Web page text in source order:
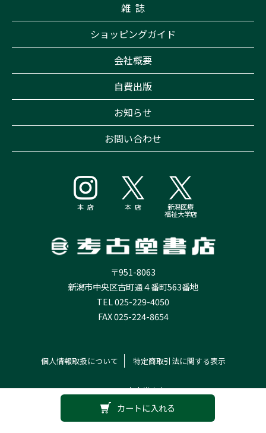
カートに入れる
雑 誌
ショッピングガイド
会社概要
自費出版
お知らせ
お問い合わせ
本 店 本 店 新潟医療
福祉大学店
〒951-8063
新潟市中央区古町通４番町563番地
TEL 025-229-4050
FAX 025-224-8654
個人情報取扱について 特定商取引法に関する表示
© 2026 考古堂書店